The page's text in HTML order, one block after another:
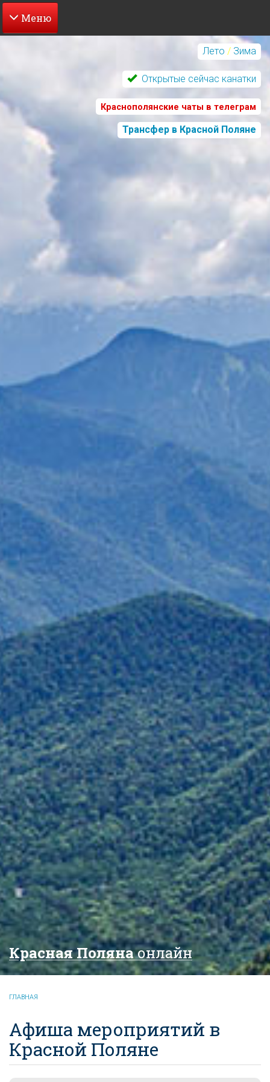
Перейти
содержанию
Лето / Зима
Открытые сейчас канатки
Краснополянские чаты в телеграм
Трансфер в Красной Поляне
Красная Полянаонлайн
ГЛАВНАЯ
Афиша мероприятий в
Красной Поляне